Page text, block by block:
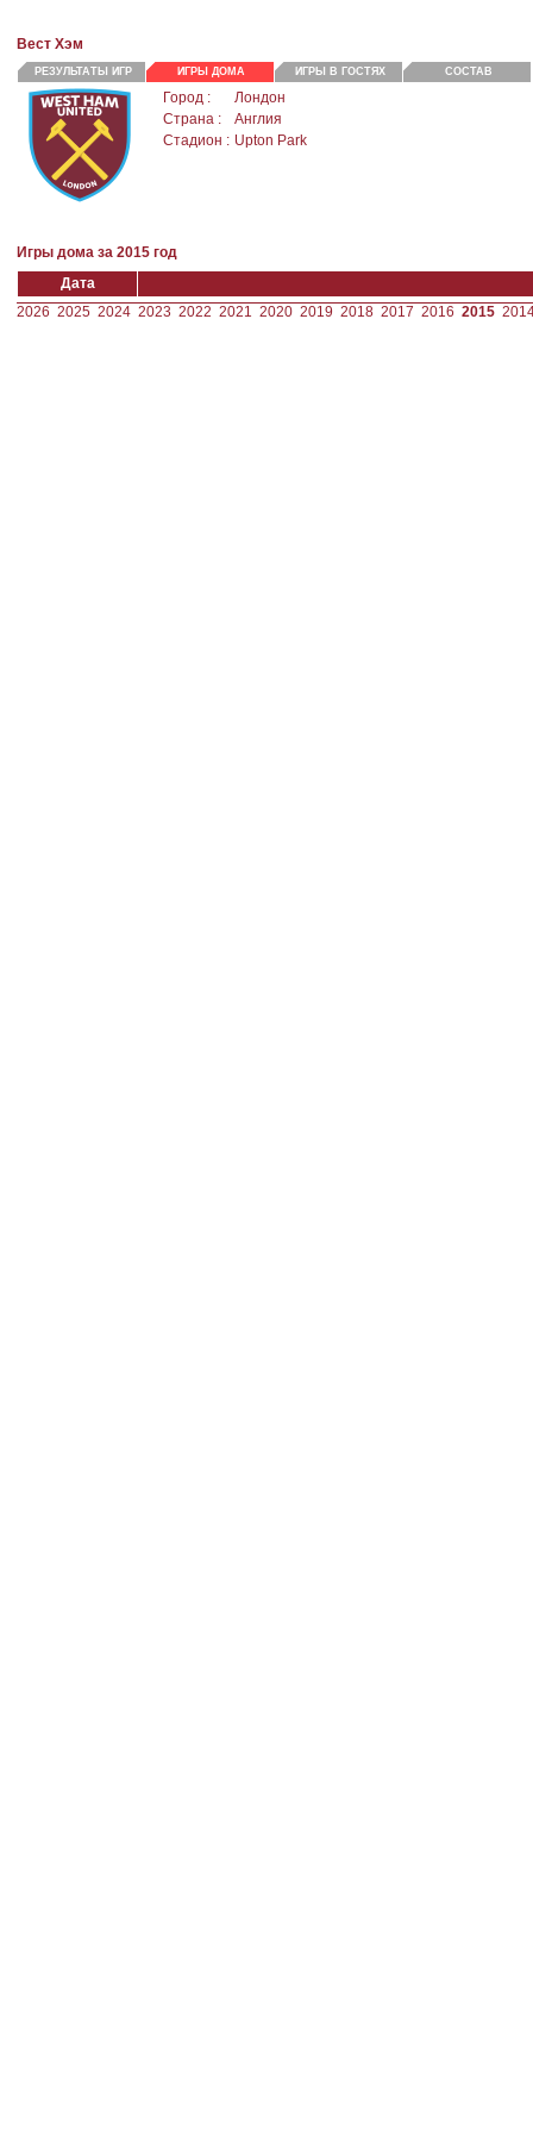
Вест Хэм
РЕЗУЛЬТАТЫ ИГР ИГРЫ ДОМА ИГРЫ В ГОСТЯХ СОСТАВ
Город :
Лондон
Страна :
Англия
Стадион : Upton Park
Игры дома за 2015 год
Дата
2026 2025 2024 2023 2022 2021 2020 2019 2018 2017 2016 2015